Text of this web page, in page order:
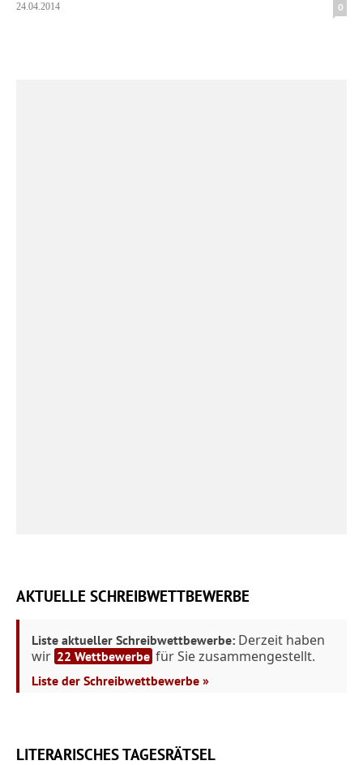
24.04.2014 0
AKTUELLE SCHREIBWETTBEWERBE
Liste aktueller Schreibwettbewerbe: Derzeit haben
wir 22 Wettbewerbe für Sie zusammengestellt.
Liste der Schreibwettbewerbe »
LITERARISCHES TAGESRÄTSEL